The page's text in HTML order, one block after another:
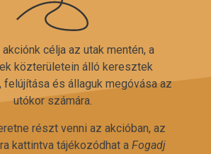
célja az utak mentén, a
közterületein álló keresztek
felújítása és állaguk megóvása az
utókor számára.
részt venni az akcióban, az
kattintva tájékozódhat a Fogadj